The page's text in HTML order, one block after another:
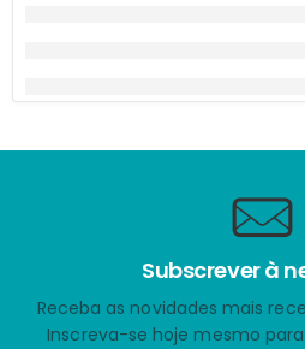
Subscrever à
Receba as novidades mais
Inscreva-se hoje mesmo